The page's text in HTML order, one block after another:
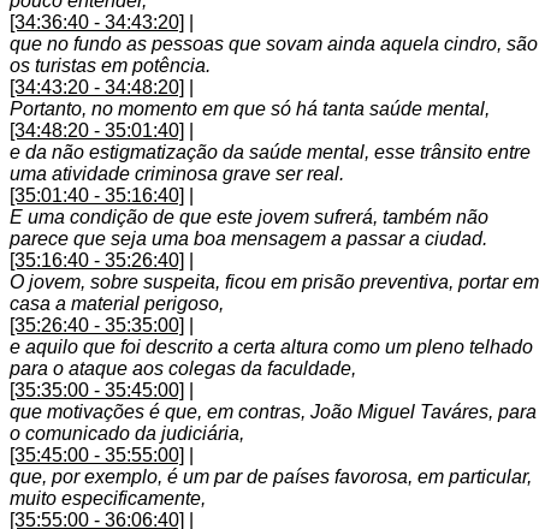
[34:36:40 - 34:43:20]
que no fundo as pessoas que sovam ainda aquela cindro, são
os turistas em potência.
[34:43:20 - 34:48:20]
Portanto, no momento em que só há tanta saúde mental,
[34:48:20 - 35:01:40]
e da não estigmatização da saúde mental, esse trânsito entre
uma atividade criminosa grave ser real.
[35:01:40 - 35:16:40]
E uma condição de que este jovem sufrerá, também não
parece que seja uma boa mensagem a passar a ciudad.
[35:16:40 - 35:26:40]
O jovem, sobre suspeita, ficou em prisão preventiva, portar em
casa a material perigoso,
[35:26:40 - 35:35:00]
e aquilo que foi descrito a certa altura como um pleno telhado
para o ataque aos colegas da faculdade,
[35:35:00 - 35:45:00]
que motivações é que, em contras, João Miguel Taváres, para
o comunicado da judiciária,
[35:45:00 - 35:55:00]
que, por exemplo, é um par de países favorosa, em particular,
muito especificamente,
[35:55:00 - 36:06:40]